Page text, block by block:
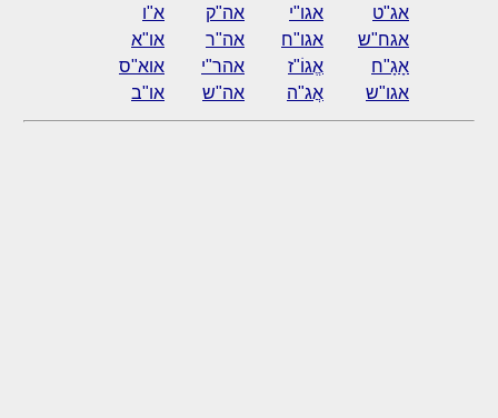
אג"ט
אגו"י אה"ק
א"ו
אגח"ש
אגו"ח אה"ר
או"א
אָגָ"ח
אֱגוֹ"ז אהר"י
אוא"ס
אגו"ש
אֲג"ה אה"ש או"ב